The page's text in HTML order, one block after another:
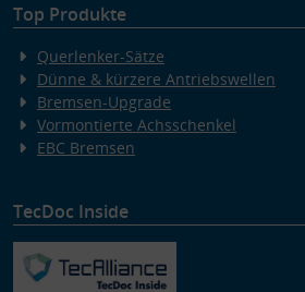
Top Produkte
Querlenker-Sätze
Dünne & kürzere Antriebswellen
Bremsen-Upgrade
Vormontierte Achsschenkel
EBC Bremsen
TecDoc Inside